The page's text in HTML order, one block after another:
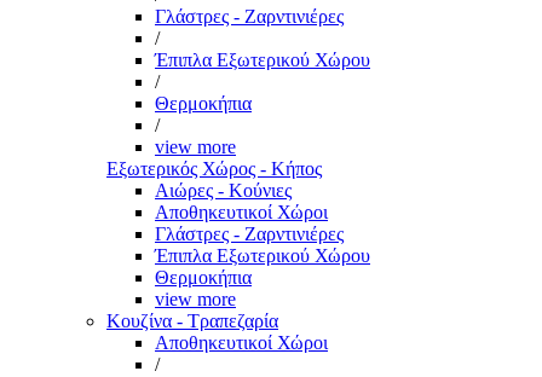
Γλάστρες - Ζαρντινιέρες
/
Έπιπλα Εξωτερικού Χώρου
/
Θερμοκήπια
/
view more
Εξωτερικός Χώρος - Κήπος
Αιώρες - Κούνιες
Αποθηκευτικοί Χώροι
Γλάστρες - Ζαρντινιέρες
Έπιπλα Εξωτερικού Χώρου
Θερμοκήπια
view more
Κουζίνα - Τραπεζαρία
Αποθηκευτικοί Χώροι
/